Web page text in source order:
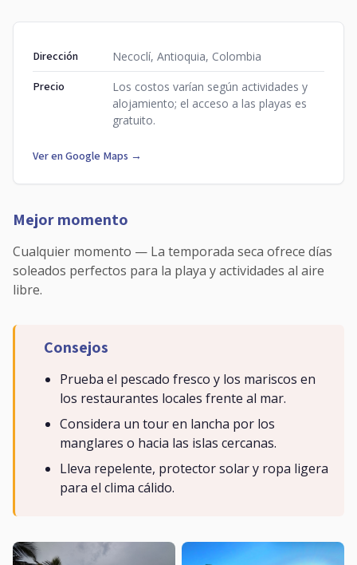
Dirección Necoclí, Antioquia, Colombia
Precio
Los costos varían según actividades y
alojamiento; el acceso a las playas es
gratuito.
Ver en Google Maps →
Mejor momento
Cualquier momento — La temporada seca ofrece días
soleados perfectos para la playa y actividades al aire
libre.
Consejos
Prueba el pescado fresco y los mariscos en
los restaurantes locales frente al mar.
Considera un tour en lancha por los
manglares o hacia las islas cercanas.
Lleva repelente, protector solar y ropa ligera
para el clima cálido.